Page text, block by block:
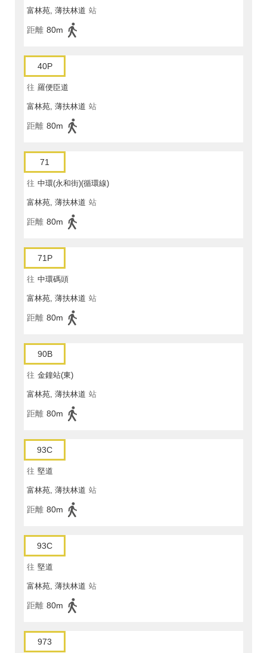
富林苑, 薄扶林道 站
距離 80m
40P
往 羅便臣道
富林苑, 薄扶林道 站
距離 80m
71
往 中環(永和街)(循環線)
富林苑, 薄扶林道 站
距離 80m
71P
往 中環碼頭
富林苑, 薄扶林道 站
距離 80m
90B
往 金鐘站(東)
富林苑, 薄扶林道 站
距離 80m
93C
往 堅道
富林苑, 薄扶林道 站
距離 80m
93C
往 堅道
富林苑, 薄扶林道 站
距離 80m
973